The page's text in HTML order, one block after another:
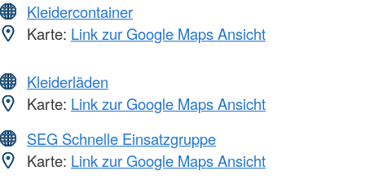
Kleidercontainer
Karte: Link zur Google Maps Ansicht
Kleiderläden
Karte: Link zur Google Maps Ansicht
SEG Schnelle Einsatzgruppe
Karte: Link zur Google Maps Ansicht